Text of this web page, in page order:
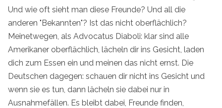
Und wie oft sieht man diese Freunde? Und all die
anderen "Bekannten"? Ist das nicht oberflächlich?
Meinetwegen, als Advocatus Diaboli: klar sind alle
Amerikaner oberflächlich, lächeln dir ins Gesicht, laden
dich zum Essen ein und meinen das nicht ernst. Die
Deutschen dagegen: schauen dir nicht ins Gesicht und
wenn sie es tun, dann lächeln sie dabei nur in
Ausnahmefällen. Es bleibt dabei, Freunde finden,